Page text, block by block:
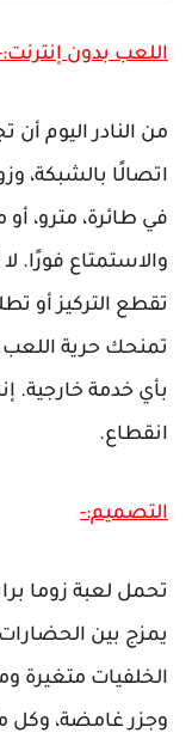
اللعب بدون
من النادر اليوم أن
اتصالًا بالشبكة،
في طائرة، مترو،
والاستمتاع فورًا.
تقطع التركيز أو
تمنحك حرية
بأي خدمة خارجية.
انقطاع.
التصميم:-
تحمل لعبة زوما
يمزج بين
الخلفيات متغيرة
وجزر غامضة، وكل